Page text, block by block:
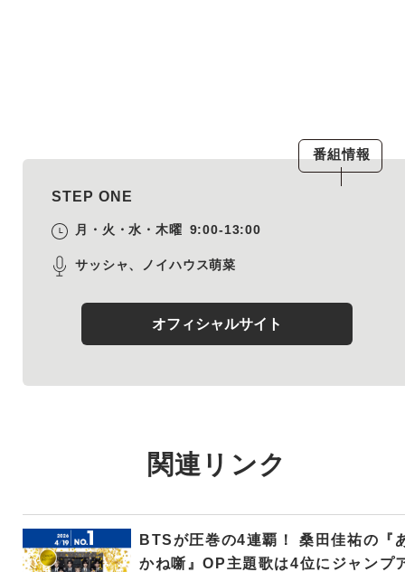
番組情報
STEP ONE
月・火・水・木曜 9:00-13:00
サッシャ、ノイハウス萌菜
オフィシャルサイト
関連リンク
BTSが圧巻の4連覇！ 桑田佳祐の『
かね噺』OP主題歌は4位にジャンプ